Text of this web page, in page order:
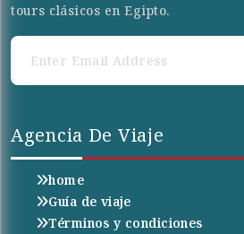
tours clásicos en Egipto.
Agencia De Viaje
home
Guía de viaje
Términos y condiciones